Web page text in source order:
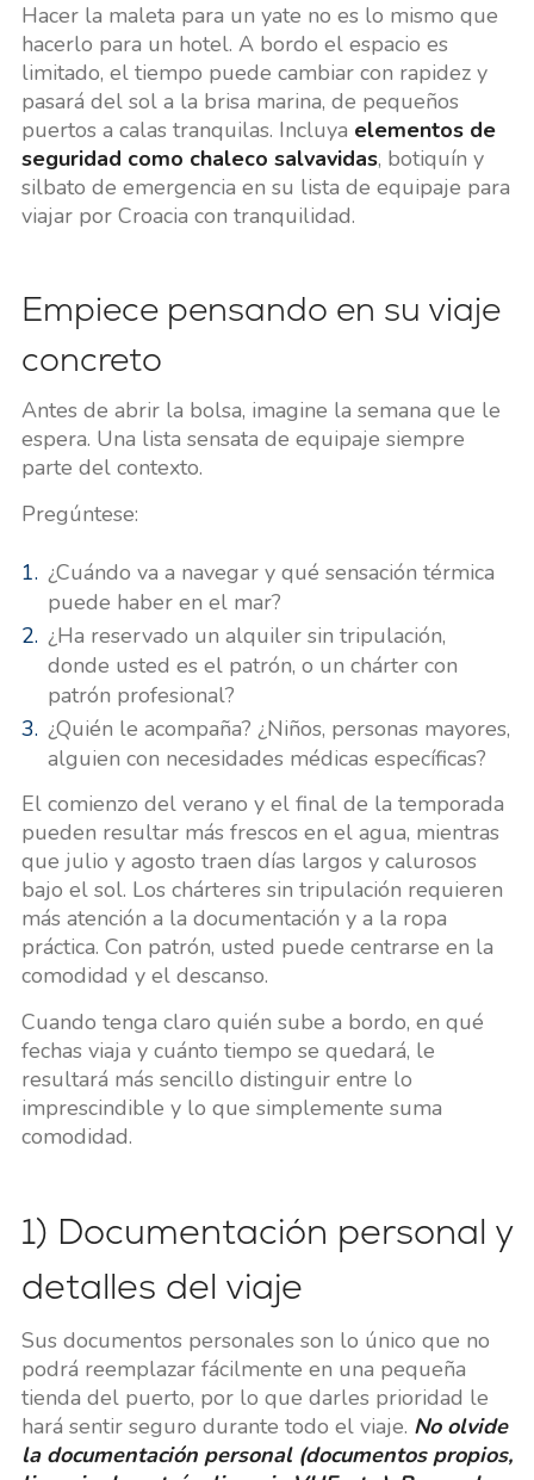
Hacer la maleta para un yate no es lo mismo que
hacerlo para un hotel. A bordo el espacio es
limitado, el tiempo puede cambiar con rapidez y
pasará del sol a la brisa marina, de pequeños
puertos a calas tranquilas. Incluya elementos de
seguridad como chaleco salvavidas, botiquín y
silbato de emergencia en su lista de equipaje para
viajar por Croacia con tranquilidad.
Empiece pensando en su viaje
concreto
Antes de abrir la bolsa, imagine la semana que le
espera. Una lista sensata de equipaje siempre
parte del contexto.
Pregúntese:
¿Cuándo va a navegar y qué sensación térmica
puede haber en el mar?
¿Ha reservado un alquiler sin tripulación,
donde usted es el patrón, o un chárter con
patrón profesional?
¿Quién le acompaña? ¿Niños, personas mayores,
alguien con necesidades médicas específicas?
El comienzo del verano y el final de la temporada
pueden resultar más frescos en el agua, mientras
que julio y agosto traen días largos y calurosos
bajo el sol. Los chárteres sin tripulación requieren
más atención a la documentación y a la ropa
práctica. Con patrón, usted puede centrarse en la
comodidad y el descanso.
Cuando tenga claro quién sube a bordo, en qué
fechas viaja y cuánto tiempo se quedará, le
resultará más sencillo distinguir entre lo
imprescindible y lo que simplemente suma
comodidad.
1) Documentación personal y
detalles del viaje
Sus documentos personales son lo único que no
podrá reemplazar fácilmente en una pequeña
tienda del puerto, por lo que darles prioridad le
hará sentir seguro durante todo el viaje. No olvide
la documentación personal (documentos propios,